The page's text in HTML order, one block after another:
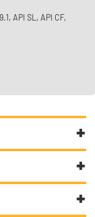
API SL, API CF,